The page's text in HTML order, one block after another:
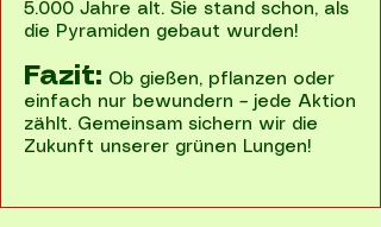
5.000 Jahre alt. Sie stand schon, als
die Pyramiden gebaut wurden!
Fazit: Ob gießen, pflanzen oder
einfach nur bewundern – jede Aktion
zählt. Gemeinsam sichern wir die
Zukunft unserer grünen Lungen!